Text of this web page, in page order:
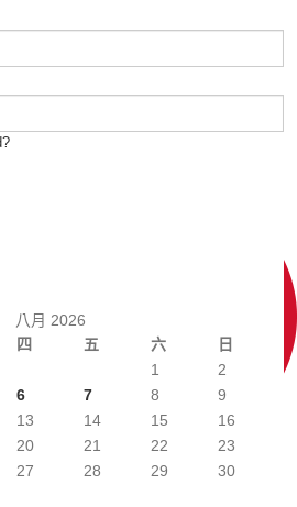
八月 2026
四 五 六 日
1
2
6 7 8
9
13 14 15
16
20 21 22
23
27 28 29
30